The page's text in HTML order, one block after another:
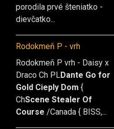
porodila prvé šteniatko -
dievčatko...
Rodokmeň P - vrh
Rodokmeň P vrh - Daisy x
Draco Ch PLDante Go for
Gold Cieply Dom {
ChScene Stealer Of
Course /Canada { BISS,...